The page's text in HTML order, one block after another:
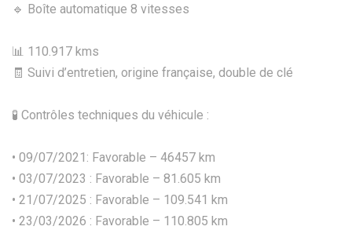
🔹 Boîte automatique 8 vitesses
📊 110.917 kms
🧾 Suivi d’entretien, origine française, double de clé
🧪 Contrôles techniques du véhicule :
• 09/07/2021: Favorable – 46457 km
• 03/07/2023 : Favorable – 81.605 km
• 21/07/2025 : Favorable – 109.541 km
• 23/03/2026 : Favorable – 110.805 km